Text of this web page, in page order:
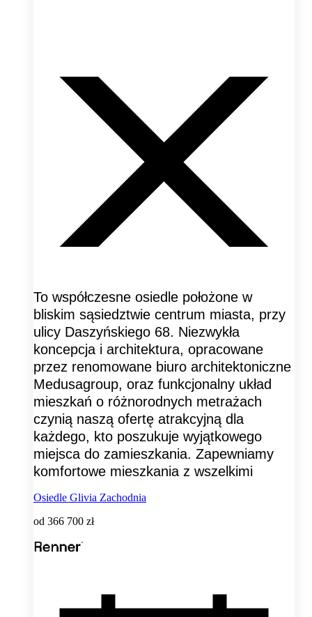
To współczesne osiedle położone w
bliskim sąsiedztwie centrum miasta, przy
ulicy Daszyńskiego 68. Niezwykła
koncepcja i architektura, opracowane
przez renomowane biuro architektoniczne
Medusagroup, oraz funkcjonalny układ
mieszkań o różnorodnych metrażach
czynią naszą ofertę atrakcyjną dla
każdego, kto poszukuje wyjątkowego
miejsca do zamieszkania. Zapewniamy
komfortowe mieszkania z wszelkimi
Osiedle Glivia Zachodnia
od 366 700 zł